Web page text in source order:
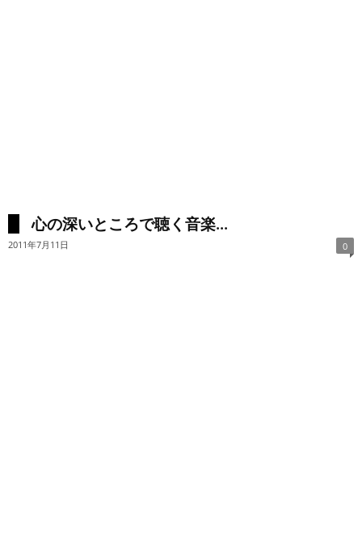
心の深いところで聴く音楽...
2011年7月11日 0